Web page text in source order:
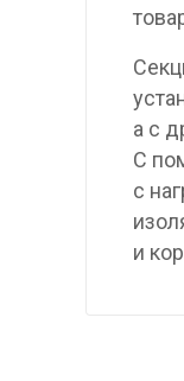
а с
С
с
и